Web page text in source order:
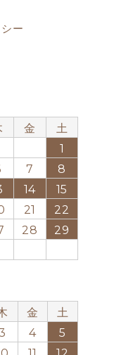
ー
金
土
1
7
8
14
15
21
22
28
29
金
土
4
5